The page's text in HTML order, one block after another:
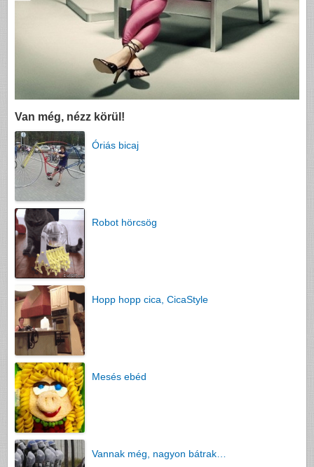
Van még, nézz körül!
Óriás bicaj
Robot hörcsög
Hopp hopp cica, CicaStyle
Mesés ebéd
Vannak még, nagyon bátrak…